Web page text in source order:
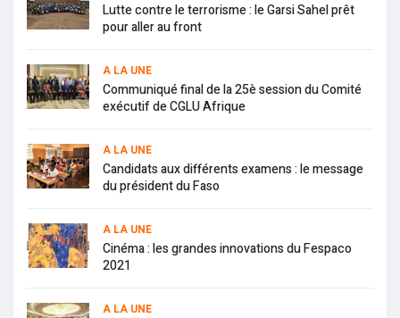
Lutte contre le terrorisme : le Garsi Sahel prêt
pour aller au front
A LA UNE
Communiqué final de la 25è session du Comité
exécutif de CGLU Afrique
A LA UNE
Candidats aux différents examens : le message
du président du Faso
A LA UNE
Cinéma : les grandes innovations du Fespaco
2021
A LA UNE